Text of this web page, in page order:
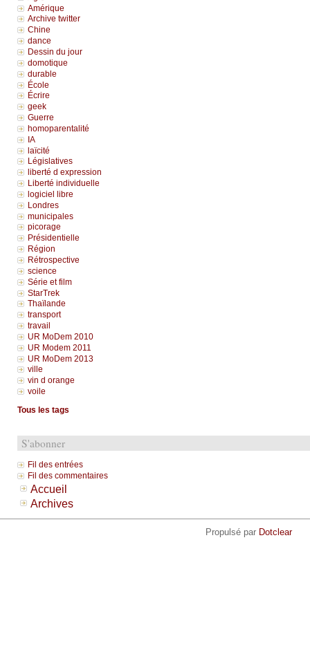
Amérique
Archive twitter
Chine
dance
Dessin du jour
domotique
durable
École
Écrire
geek
Guerre
homoparentalité
IA
laïcité
Législatives
liberté d expression
Liberté individuelle
logiciel libre
Londres
municipales
picorage
Présidentielle
Région
Rétrospective
science
Série et film
StarTrek
Thaïlande
transport
travail
UR MoDem 2010
UR Modem 2011
UR MoDem 2013
ville
vin d orange
voile
Tous les tags
S'abonner
Fil des entrées
Fil des commentaires
Accueil
Archives
Propulsé par Dotclear